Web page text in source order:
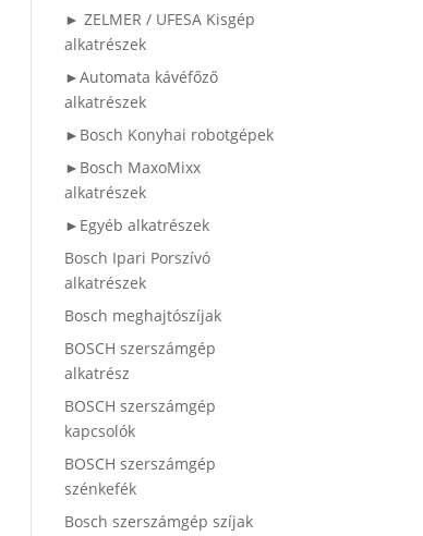
► ZELMER / UFESA Kisgép
alkatrészek
►Automata kávéfőző
alkatrészek
►Bosch Konyhai robotgépek
►Bosch MaxoMixx
alkatrészek
►Egyéb alkatrészek
Bosch Ipari Porszívó
alkatrészek
Bosch meghajtószíjak
BOSCH szerszámgép
alkatrész
BOSCH szerszámgép
kapcsolók
BOSCH szerszámgép
szénkefék
Bosch szerszámgép szíjak